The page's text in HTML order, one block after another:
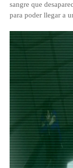
sangre que
para poder llegar a